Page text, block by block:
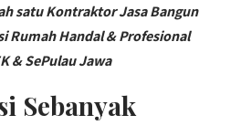
satu Kontraktor Jasa Bangun
Rumah Handal & Profesional
& SePulau Jawa
Sebanyak